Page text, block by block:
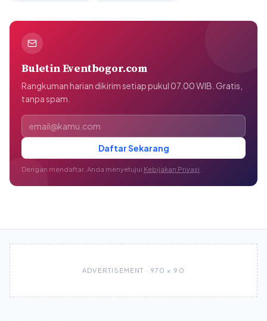
Buletin Eventbogor.com
Rangkuman harian dikirim setiap pukul 07.00 WIB. Gratis,
tanpa spam.
Alamat email
Daftar Sekarang
Dengan mendaftar, Anda menyetujui Kebijakan Privasi
ADVERTISEMENT · 970 × 90